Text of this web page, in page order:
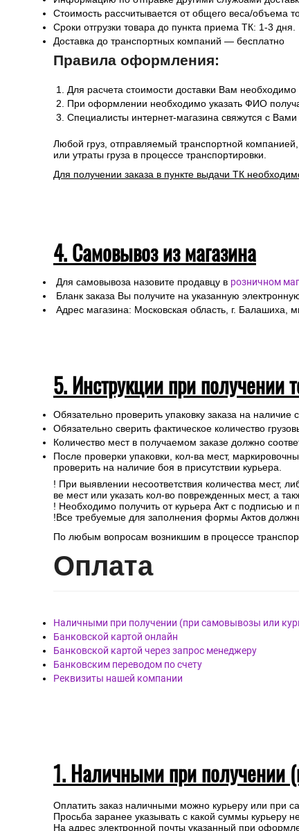
Стоимость рассчитывается от общего веса/объема
Сроки отгрузки товара до пункта приема ТК: 1-3 дня.
Доставка до транспортных компаний — бесплатно
Правила оформления:
Для расчета стоимости доставки Вам
При оформлении необходимо указать ФИО
Специалисты интернет-магазина свяжутся с
Любой груз, отправляемый транспортной
или утраты груза в процессе транспортировки.
Для получении заказа в пункте выдачи ТК
4. Самовывоз из магазина
Для самовывоза назовите продавцу в розничном
Бланк заказа Вы получите на указанную
Адрес магазина: Московская область, г.
5. Инструкции при получении
Обязательно проверить упаковку заказа на
Обязательно сверить фактическое количество
Количество мест в получаемом заказе должно
После проверки упаковки, кол-ва мест,
проверить на наличие боя в присутствии курьера.
! При выявлении несоответствия количества мест,
ве мест или указать кол-во поврежденных мест, а
! Необходимо получить от курьера Акт с подписью и
!Все требуемые для заполнения формы Актов
По любым вопросам возникшим в процессе
Оплата
Наличными при получении (при самовывозы или
Банковской картой онлайн
Банковской картой через запрос менеджеру
Банковским переводом по счету
Реквизиты нашей компании
1. Наличными при получении
Оплатить заказ наличными можно курьеру или при
Просьба заранее указывать с какой суммы курьеру
На адрес электронной почты указанный при